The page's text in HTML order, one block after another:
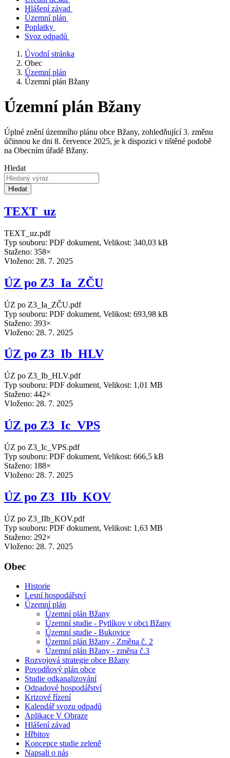
Hlášení závad
Územní plán
Poplatky
Svoz odpadů
Úvodní stránka
Obec
Územní plán
Územní plán Bžany
Územní plán Bžany
Úplné znění územního plánu obce Bžany, zohledňující 3. změnu
účinnou ke dni 8. července 2025, je k dispozici v tištěné podobě
na Obecním úřadě Bžany.
Hledat
Hledat
TEXT_uz
TEXT_uz.pdf
Typ souboru: PDF dokument, Velikost: 340,03 kB
Staženo: 358×
Vloženo: 28. 7. 2025
ÚZ po Z3_Ia_ZČU
ÚZ po Z3_Ia_ZČU.pdf
Typ souboru: PDF dokument, Velikost: 693,98 kB
Staženo: 393×
Vloženo: 28. 7. 2025
ÚZ po Z3_Ib_HLV
ÚZ po Z3_Ib_HLV.pdf
Typ souboru: PDF dokument, Velikost: 1,01 MB
Staženo: 442×
Vloženo: 28. 7. 2025
ÚZ po Z3_Ic_VPS
ÚZ po Z3_Ic_VPS.pdf
Typ souboru: PDF dokument, Velikost: 666,5 kB
Staženo: 188×
Vloženo: 28. 7. 2025
ÚZ po Z3_IIb_KOV
ÚZ po Z3_IIb_KOV.pdf
Typ souboru: PDF dokument, Velikost: 1,63 MB
Staženo: 292×
Vloženo: 28. 7. 2025
Obec
Historie
Lesní hospodářství
Územní plán
Územní plán Bžany
Územní studie - Pytlíkov v obci Bžany
Územní studie - Bukovice
Územní plán Bžany - Změna č. 2
Územní plán Bžany - změna č.3
Rozvojová strategie obce Bžany
Povodňový plán obce
Studie odkanalizování
Odpadové hospodářství
Krizové řízení
Kalendář svozu odpadů
Aplikace V Obraze
Hlášení závad
Hřbitov
Koncepce studie zeleně
Napsali o nás